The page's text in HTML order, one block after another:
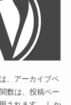
、アーカイブペ
関数は、投稿ペー